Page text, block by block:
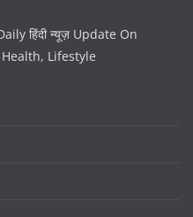
हिंदी न्यूज़ Update On
Lifestyle